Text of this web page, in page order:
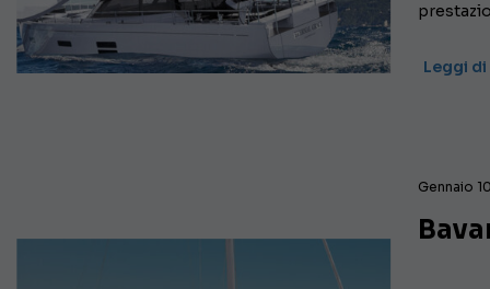
Leggi
Gennaio